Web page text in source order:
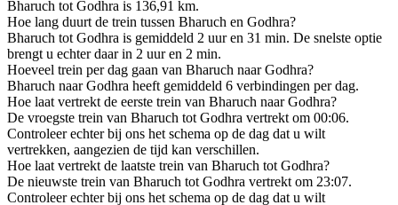
Bharuch tot Godhra is 136,91 km.
Hoe lang duurt de trein tussen Bharuch en Godhra?
Bharuch tot Godhra is gemiddeld 2 uur en 31 min. De snelste optie
brengt u echter daar in 2 uur en 2 min.
Hoeveel trein per dag gaan van Bharuch naar Godhra?
Bharuch naar Godhra heeft gemiddeld 6 verbindingen per dag.
Hoe laat vertrekt de eerste trein van Bharuch naar Godhra?
De vroegste trein van Bharuch tot Godhra vertrekt om 00:06.
Controleer echter bij ons het schema op de dag dat u wilt
vertrekken, aangezien de tijd kan verschillen.
Hoe laat vertrekt de laatste trein van Bharuch tot Godhra?
De nieuwste trein van Bharuch tot Godhra vertrekt om 23:07.
Controleer echter bij ons het schema op de dag dat u wilt